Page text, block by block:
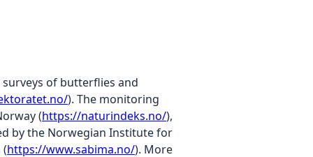
of butterflies and
). The monitoring
(https://naturindeks.no/),
by the Norwegian Institute for
https://www.sabima.no/). More